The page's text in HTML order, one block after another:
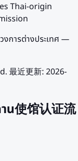
Thai-origin
งการต่างประเทศ —
最近更新: 2026-
น使馆认证流